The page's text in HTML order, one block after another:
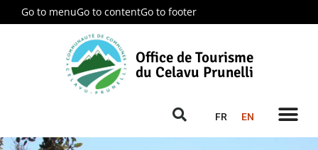
Go to menuGo to contentGo to footer
Office de Tourisme
du Celavu Prunelli
FR EN